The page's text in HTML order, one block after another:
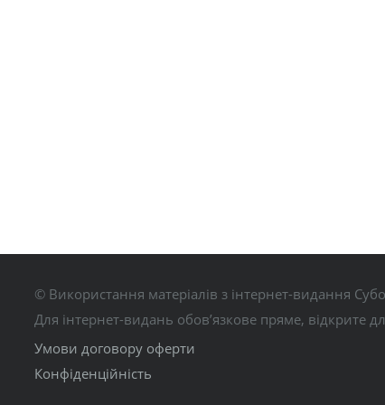
© Використання матеріалів з інтернет-видання
Для інтернет-видань обов’язкове пряме, відкрите
Умови договору оферти
Конфіденційність